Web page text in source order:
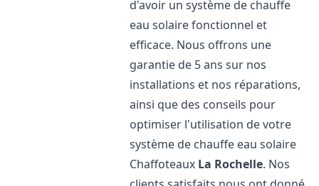
d'avoir un système de chauffe
eau solaire fonctionnel et
efficace. Nous offrons une
garantie de 5 ans sur nos
installations et nos réparations,
ainsi que des conseils pour
optimiser l'utilisation de votre
système de chauffe eau solaire
Chaffoteaux La Rochelle. Nos